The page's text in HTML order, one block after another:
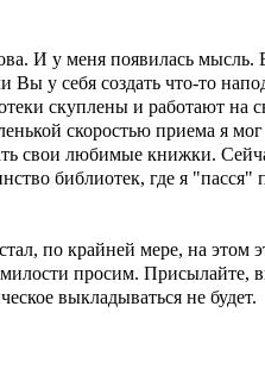
И у меня появилась мысль.
у себя создать что-то
скуплены и работают на
скоростью приема я
свои любимые книжки.
библиотек, где я "пасся"
по крайней мере, на этом
просим. Присылайте,
выкладываться не будет.